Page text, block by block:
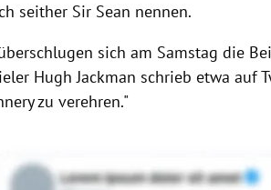
seither Sir Sean nennen.
sich am Samstag die
Hugh Jackman schrieb etwa auf
zu verehren."